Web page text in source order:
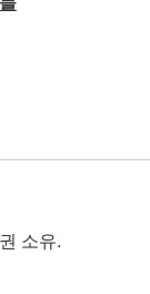
소유.